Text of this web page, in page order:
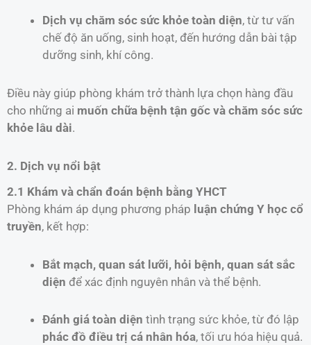
Dịch vụ chăm sóc sức khỏe toàn diện, từ tư vấn
chế độ ăn uống, sinh hoạt, đến hướng dẫn bài tập
dưỡng sinh, khí công.
Điều này giúp phòng khám trở thành lựa chọn hàng đầu
cho những ai muốn chữa bệnh tận gốc và chăm sóc sức
khỏe lâu dài.
2. Dịch vụ nổi bật
2.1 Khám và chẩn đoán bệnh bằng YHCT
Phòng khám áp dụng phương pháp luận chứng Y học cổ
truyền, kết hợp:
Bắt mạch, quan sát lưỡi, hỏi bệnh, quan sát sắc
diện để xác định nguyên nhân và thể bệnh.
Đánh giá toàn diện tình trạng sức khỏe, từ đó lập
phác đồ điều trị cá nhân hóa, tối ưu hóa hiệu quả.